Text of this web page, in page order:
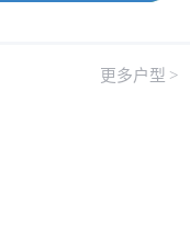
更多户型 >